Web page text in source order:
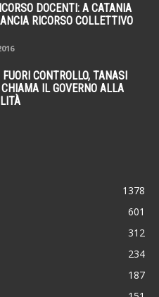
DOCENTI: A CATANIA
RICORSO COLLETTIVO
CONTROLLO, TANASI
IL GOVERNO ALLA
1378
601
312
234
187